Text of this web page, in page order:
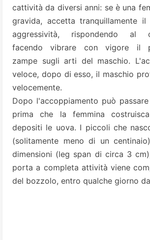
cattività da diversi anni: se è una
gravida, accetta tranquillamente il
aggressività, rispondendo al
facendo vibrare con vigore il
zampe sugli arti del maschio.
veloce, dopo di esso, il maschio
velocemente.
Dopo l'accoppiamento può
prima che la femmina
depositi le uova. I piccoli che
(solitamente meno di un
dimensioni (leg span di circa 3
porta a completa attività viene
del bozzolo, entro qualche giorno